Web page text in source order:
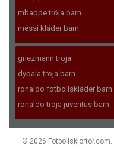
mbappe tröja barn
messi kläder barn
griezmann tröja
dybala tröja barn
ronaldo fotbollskläder barn
ronaldo tröja juventus barn
© 2026 Fotbollskjortor.com.